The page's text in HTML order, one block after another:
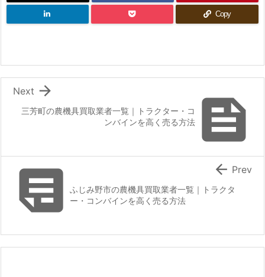
Copy

三芳町の農機具買取業者一覧｜トラクター・コ
ンバインを高く売る方法

Next
ふじみ野市の農機具買取業者一覧｜トラクタ
ー・コンバインを高く売る方法
 Prev